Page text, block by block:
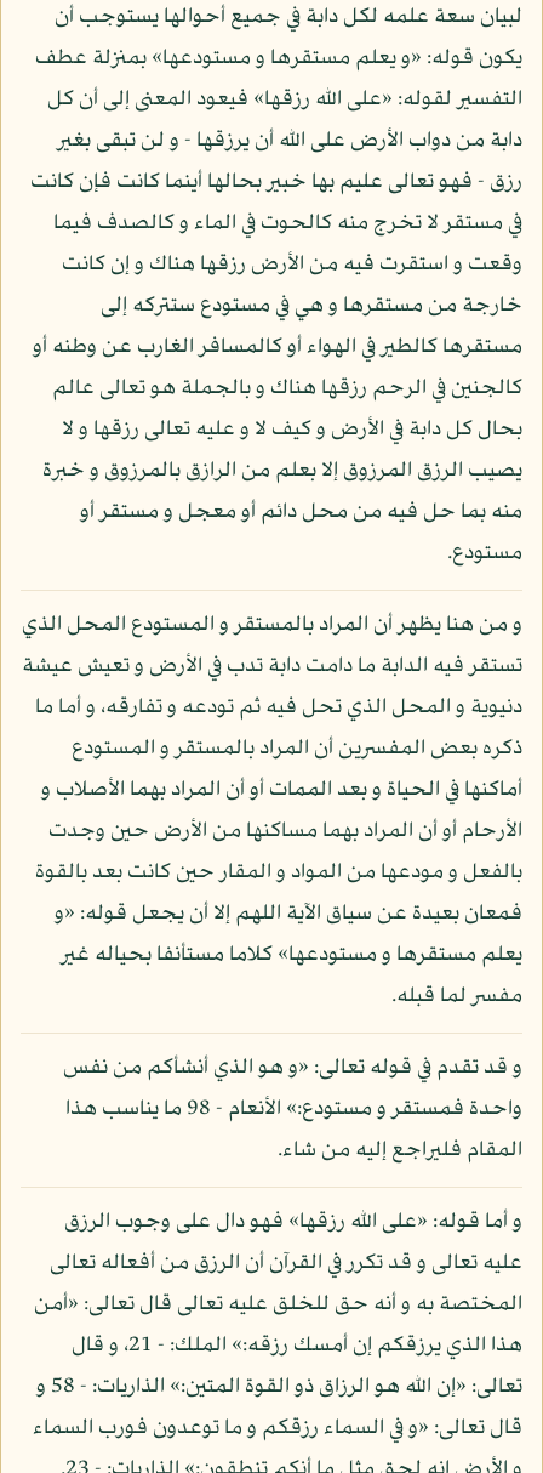
لبيان سعة علمه لكل دابة في جميع أحوالها يستوجب أن
يكون قوله: «و يعلم مستقرها و مستودعها» بمنزلة عطف
التفسير لقوله: «على الله رزقها» فيعود المعنى إلى أن كل
دابة من دواب الأرض على الله أن يرزقها - و لن تبقى بغير
رزق - فهو تعالى عليم بها خبير بحالها أينما كانت فإن كانت
في مستقر لا تخرج منه كالحوت في الماء و كالصدف فيما
وقعت و استقرت فيه من الأرض رزقها هناك و إن كانت
خارجة من مستقرها و هي في مستودع ستتركه إلى
مستقرها كالطير في الهواء أو كالمسافر الغارب عن وطنه أو
كالجنين في الرحم رزقها هناك و بالجملة هو تعالى عالم
بحال كل دابة في الأرض و كيف لا و عليه تعالى رزقها و لا
يصيب الرزق المرزوق إلا بعلم من الرازق بالمرزوق و خبرة
منه بما حل فيه من محل دائم أو معجل و مستقر أو
مستودع.
و من هنا يظهر أن المراد بالمستقر و المستودع المحل الذي
تستقر فيه الدابة ما دامت دابة تدب في الأرض و تعيش عيشة
دنيوية و المحل الذي تحل فيه ثم تودعه و تفارقه، و أما ما
ذكره بعض المفسرين أن المراد بالمستقر و المستودع
أماكنها في الحياة و بعد الممات أو أن المراد بهما الأصلاب و
الأرحام أو أن المراد بهما مساكنها من الأرض حين وجدت
بالفعل و مودعها من المواد و المقار حين كانت بعد بالقوة
فمعان بعيدة عن سياق الآية اللهم إلا أن يجعل قوله: «و
يعلم مستقرها و مستودعها» كلاما مستأنفا بحياله غير
مفسر لما قبله.
و قد تقدم في قوله تعالى: «و هو الذي أنشأكم من نفس
واحدة فمستقر و مستودع:» الأنعام - 98 ما يناسب هذا
المقام فليراجع إليه من شاء.
و أما قوله: «على الله رزقها» فهو دال على وجوب الرزق
عليه تعالى و قد تكرر في القرآن أن الرزق من أفعاله تعالى
المختصة به و أنه حق للخلق عليه تعالى قال تعالى: «أمن
هذا الذي يرزقكم إن أمسك رزقه:» الملك: - 21، و قال
تعالى: «إن الله هو الرزاق ذو القوة المتين:» الذاريات: - 58 و
قال تعالى: «و في السماء رزقكم و ما توعدون فورب السماء